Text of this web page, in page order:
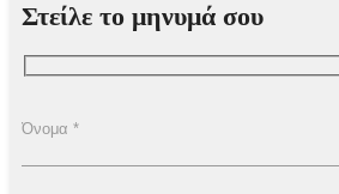
Στείλε το μηνυμά σου